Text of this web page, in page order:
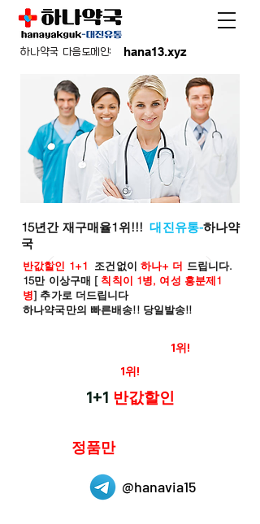
hana13.xyz
하나약국 다음도메인:
15년간 재구매율1위!!!대진유통-하나약
국
반값할인 1+1 조건없이 하나+ 더 드립니다.
15만 이상구매 [ 칙칙이 1병, 여성 흥분제1
병] 추가로 더드립니다
하나약국만의 빠른배송!! 당일발송!!
1위!
1위!
1+1 반값할인
정품만
@hanavia15